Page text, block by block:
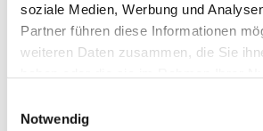
soziale Medien, Werbung und
Partner führen diese Informationen
weiteren Daten zusammen, die Sie
Notwendig